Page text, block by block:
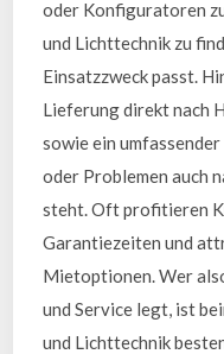
oder Konfiguratoren
und Lichttechnik zu
Einsatzzweck passt.
Lieferung direkt nach
sowie ein
oder Problemen auch
steht. Oft profitieren
Garantiezeiten und
Mietoptionen. Wer
und Service legt, ist
und Lichttechnik